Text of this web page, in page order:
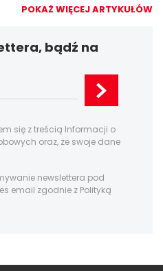
POKAŻ WIĘCEJ ARTYKUŁÓW
bądź na
się z treścią Informacji o
oraz, że swoje dane
newslettera pod
email zgodnie z Polityką